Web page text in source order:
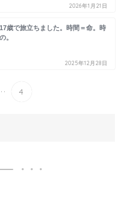
2026年1月21日
歳で旅立ちました。時間＝命。時
。
2025年12月28日
4